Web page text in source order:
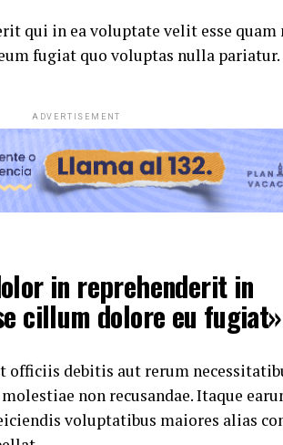
qui in ea voluptate velit esse
fugiat quo voluptas nulla pariatur.
ADVERTISEMENT
in reprehenderit in
cillum dolore eu fugiat»
officiis debitis aut rerum
non recusandae. Itaque
voluptatibus maiores alias